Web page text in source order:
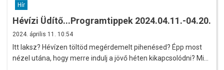
Hír
Hévízi Üdítő...Programtippek 2024.04.11.-04.20.
2024. április 11. 10:54
Itt laksz? Hévízen töltöd megérdemelt pihenésed? Épp most
nézel utána, hogy merre indulj a jövő héten kikapcsolódni? Mi…